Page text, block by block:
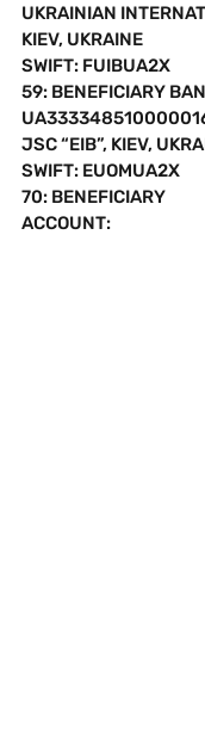
UKRAINIAN
KIEV, UKRAINE
SWIFT: FUIBUA2X
59: BENEFICIARY
JSC “EIB”, KIEV,
SWIFT: EUOMUA2X
70: BENEFICIARY
ACCOUNT: